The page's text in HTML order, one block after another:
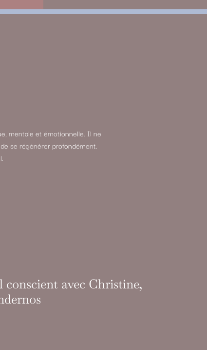
mentale et émotionnelle. Il ne
se régénérer profondément.
avec Christine,